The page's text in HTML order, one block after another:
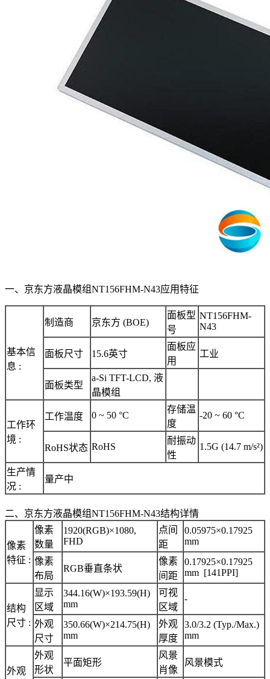
一、京东方液晶模组NT156FHM-N43应用特征
基本信
息 :
制造商 京东方 (BOE)
面板型
号
NT156FHM-
N43
面板尺寸 15.6英寸
面板应
用
工业
面板类型
a-Si TFT-LCD, 液
晶模组
工作环
境 :
工作温度 0 ~ 50 °C
存储温
度
-20 ~ 60 °C
RoHS状态 RoHS
耐振动
性
1.5G (14.7 m/s²)
生产情
况 :
量产中
二、京东方液晶模组NT156FHM-N43结构详情
像素
特征 :
像素
数量
1920(RGB)×1080,
FHD
点间
距
0.05975×0.17925
mm
像素
布局
RGB垂直条状
像素
间距
0.17925×0.17925
mm [141PPI]
结构
尺寸 :
显示
区域
344.16(W)×193.59(H)
mm
可视
区域
-
外观
尺寸
350.66(W)×214.75(H)
mm
外观
厚度
3.0/3.2 (Typ./Max.)
mm
外观
外观
形状
平面矩形
风景
肖像
风景模式